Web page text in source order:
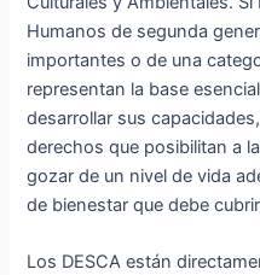
Humanos de segunda
importantes o de una
representan la base
desarrollar sus
derechos que posibilitan a
gozar de un nivel de vida
de bienestar que debe
Los DESCA están